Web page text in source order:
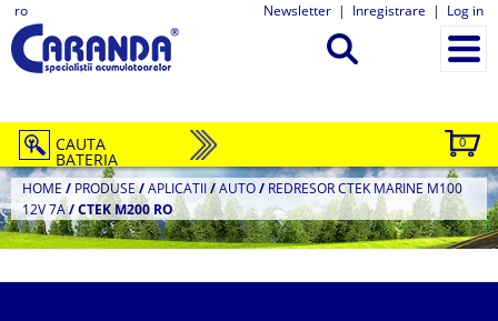
ro Newsletter | Inregistrare | Log in
0
CAUTA
BATERIA
HOME / PRODUSE/APLICATII/AUTO/ REDRESOR CTEK MARINE M100
12V 7A/CTEK M200 RO